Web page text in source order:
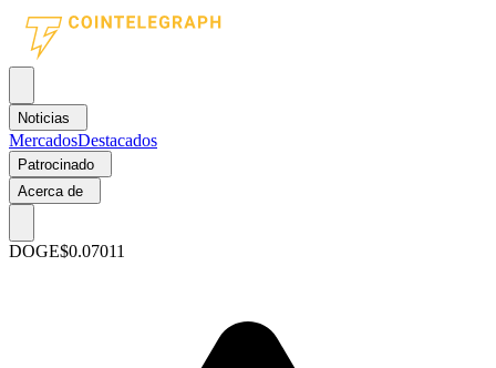
Noticias
MercadosDestacados
Patrocinado
Acerca de
DOGE$0.07011